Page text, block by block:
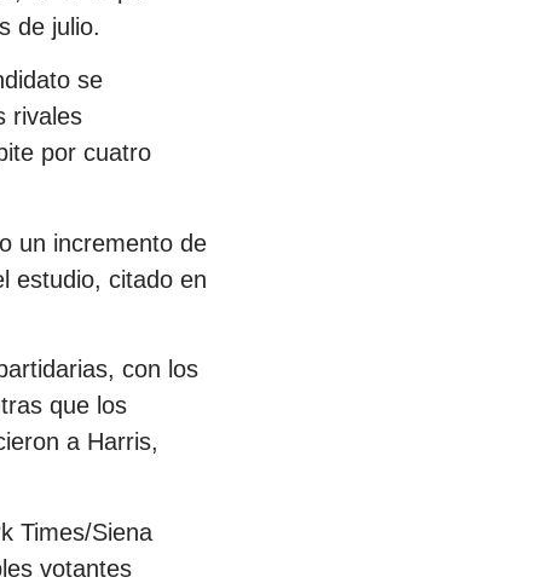
de julio.
se
rivales
por cuatro
un incremento de
estudio, citado en
con los
que los
a Harris,
Times/Siena
votantes